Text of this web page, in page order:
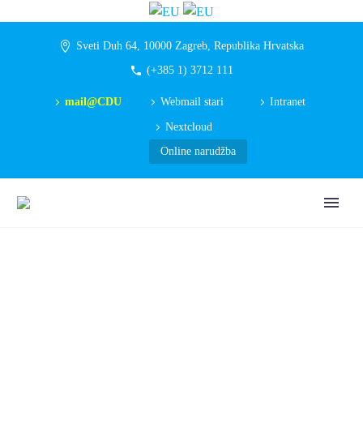
Sveti Duh 64, 10000 Zagreb, Republika Hrvatska
(+385 1) 3712 111
mail@CDU Webmail stari Intranet
Nextcloud
Online narudžba